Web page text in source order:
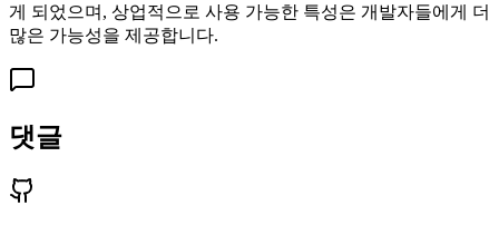
게 되었으며, 상업적으로 사용 가능한 특성은 개발자들에게 더
많은 가능성을 제공합니다.
댓글